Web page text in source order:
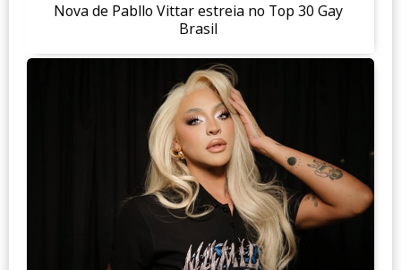
Nova de Pabllo Vittar estreia no Top 30 Gay
Brasil